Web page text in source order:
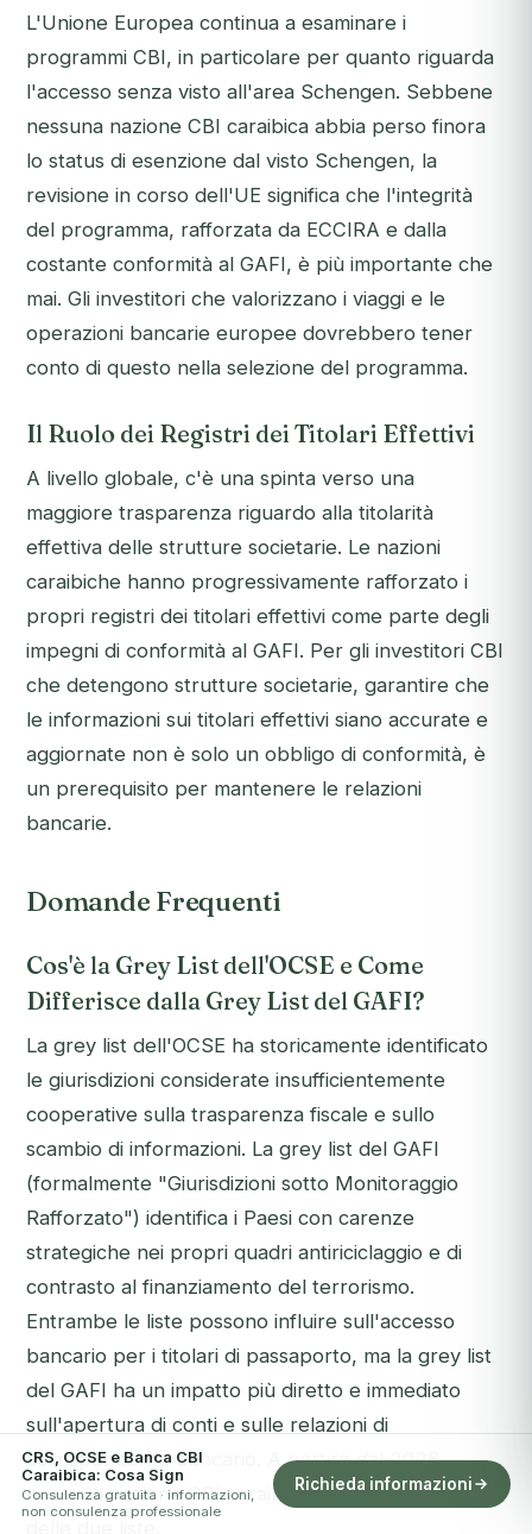
L'Unione Europea continua a esaminare i
programmi CBI, in particolare per quanto riguarda
l'accesso senza visto all'area Schengen. Sebbene
nessuna nazione CBI caraibica abbia perso finora
lo status di esenzione dal visto Schengen, la
revisione in corso dell'UE significa che l'integrità
del programma, rafforzata da ECCIRA e dalla
costante conformità al GAFI, è più importante che
mai. Gli investitori che valorizzano i viaggi e le
operazioni bancarie europee dovrebbero tener
conto di questo nella selezione del programma.
Il Ruolo dei Registri dei Titolari Effettivi
A livello globale, c'è una spinta verso una
maggiore trasparenza riguardo alla titolarità
effettiva delle strutture societarie. Le nazioni
caraibiche hanno progressivamente rafforzato i
propri registri dei titolari effettivi come parte degli
impegni di conformità al GAFI. Per gli investitori CBI
che detengono strutture societarie, garantire che
le informazioni sui titolari effettivi siano accurate e
aggiornate non è solo un obbligo di conformità, è
un prerequisito per mantenere le relazioni
bancarie.
Domande Frequenti
Cos'è la Grey List dell'OCSE e Come
Differisce dalla Grey List del GAFI?
La grey list dell'OCSE ha storicamente identificato
le giurisdizioni considerate insufficientemente
cooperative sulla trasparenza fiscale e sullo
scambio di informazioni. La grey list del GAFI
(formalmente "Giurisdizioni sotto Monitoraggio
Rafforzato") identifica i Paesi con carenze
strategiche nei propri quadri antiriciclaggio e di
contrasto al finanziamento del terrorismo.
Entrambe le liste possono influire sull'accesso
bancario per i titolari di passaporto, ma la grey list
del GAFI ha un impatto più diretto e immediato
sull'apertura di conti e sulle relazioni di
corrispondente bancario. A partire dal 2026,
nessuna nazione CBI caraibica è inserita in nessuna
CRS, OCSE e Banca CBI
Caraibica: Cosa Sign
Consulenza gratuita · informazioni,
non consulenza professionale
Richieda informazioni